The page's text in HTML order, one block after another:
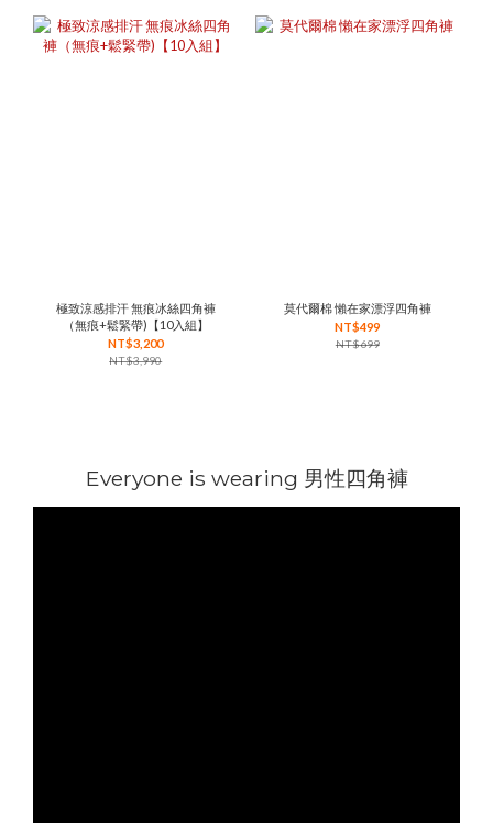
極致涼感排汗 無痕冰絲四角褲
（無痕+鬆緊帶)【10入組】
NT$3,200
NT$3,990
莫代爾棉 懶在家漂浮四角褲
NT$499
NT$699
Everyone is wearing 男性四角褲